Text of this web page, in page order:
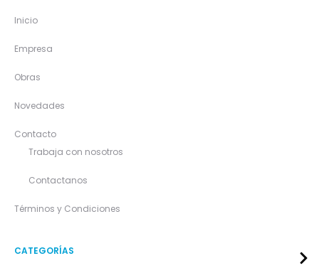
Inicio
Empresa
Obras
Novedades
Contacto
Trabaja con nosotros
Contactanos
Términos y Condiciones
CATEGORÍAS